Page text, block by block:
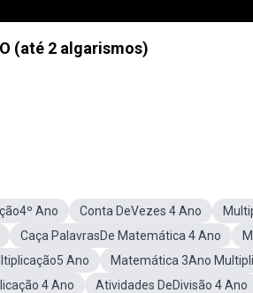
(até 2 algarismos)
Ano Conta DeVezes 4 Ano
Caça PalavrasDe Matemática 4 Ano
Ano
Matemática 3Ano
4 Ano
Atividades DeDivisão 4 Ano